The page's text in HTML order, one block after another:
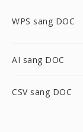
WPS sang DOC
AI sang DOC
CSV sang DOC